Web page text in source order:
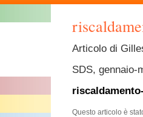
Articolo di
SDS, gennaio-
Questo articolo è